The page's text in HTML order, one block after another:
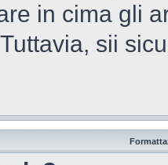
in cima gli
sii